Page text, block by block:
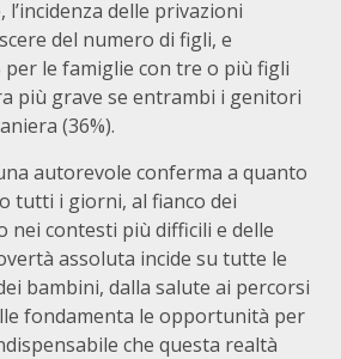
l’incidenza delle privazioni
del numero di figli, e
per le famiglie con tre o più figli
più grave se entrambi i genitori
(36%).
autorevole conferma a quanto
tutti i giorni, al fianco dei
nei contesti più difficili e delle
assoluta incide su tutte le
bambini, dalla salute ai percorsi
fondamenta le opportunità per
che questa realtà